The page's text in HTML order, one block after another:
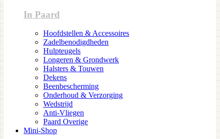
In Paard
Hoofdstellen & Accessoires
Zadelbenodigdheden
Hulpteugels
Longeren & Grondwerk
Halsters & Touwen
Dekens
Beenbescherming
Onderhoud & Verzorging
Wedstrijd
Anti-Vliegen
Paard Overige
Mini-Shop